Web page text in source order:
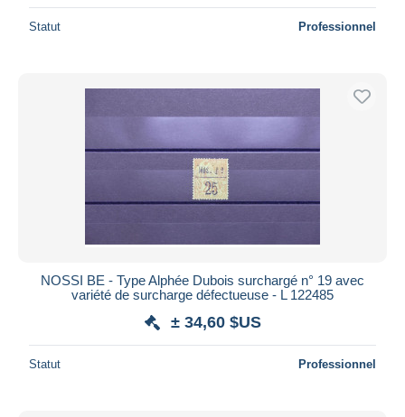
Statut Professionnel
NOSSI BE - Type Alphée Dubois surchargé n° 19 avec
variété de surcharge défectueuse - L 122485
± 34,60 $US
Statut Professionnel